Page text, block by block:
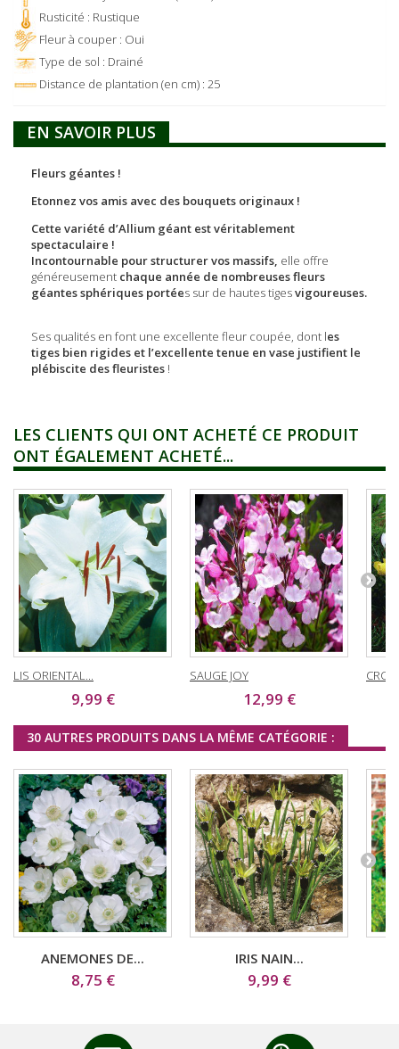
Rusticité : Rustique
Fleur à couper : Oui
Type de sol : Drainé
Distance de plantation (en cm) : 25
EN SAVOIR PLUS
Fleurs géantes !
Etonnez vos amis avec des bouquets originaux !
Cette variété d’Allium géant est véritablement
spectaculaire !
Incontournable pour structurer vos massifs, elle offre
généreusement chaque année de nombreuses fleurs
géantes sphériques portées sur de hautes tigesvigoureuses.
Ses qualités en font une excellente fleur coupée, dont les
tiges bien rigides et l’excellente tenue en vase justifient le
plébiscite des fleuristes !
LES CLIENTS QUI ONT ACHETÉ CE PRODUIT
ONT ÉGALEMENT ACHETÉ...
LIS ORIENTAL...
9,99 €
SAUGE JOY
12,99 €
30 AUTRES PRODUITS DANS LA MÊME CATÉGORIE :
ANEMONES DE...
8,75 €
IRIS NAIN...
9,99 €